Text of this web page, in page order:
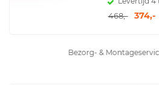
468,- 374,-
Bezorg- &